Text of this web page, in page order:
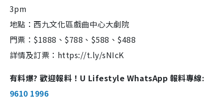
3pm
地點：西九文化區戲曲中心大劇院
門票：$1888、$788、$588、$488
詳情及訂票：https://t.ly/sNIcK
有料爆? 歡迎報料！U Lifestyle WhatsApp 報料專線:
9610 1996